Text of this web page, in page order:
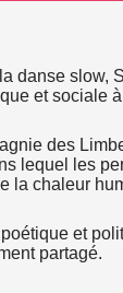
danse slow,
et sociale
des
lequel les
la chaleur
et
partagé.